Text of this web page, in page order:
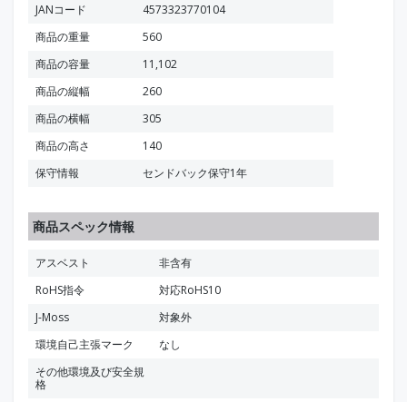
JANコード
4573323770104
商品の重量
560
商品の容量
11,102
商品の縦幅
260
商品の横幅
305
商品の高さ
140
保守情報
センドバック保守1年
商品スペック情報
アスベスト
非含有
RoHS指令
対応RoHS10
J-Moss
対象外
環境自己主張マーク
なし
その他環境及び安全規
格